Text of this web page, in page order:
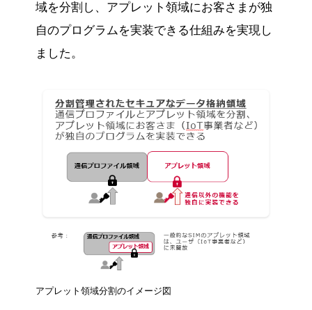
域を分割し、アプレット領域にお客さまが独
自のプログラムを実装できる仕組みを実現し
ました。
アプレット領域分割のイメージ図